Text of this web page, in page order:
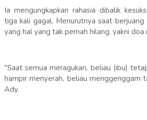
Ia mengungkapkan rahasia dibalik
tiga kali gagal. Menurutnya saat berjuang
yang hal yang tak pernah hilang, yakni doa
"Saat semua meragukan, beliau (ibu)
hampir menyerah, beliau menggenggam
Ady.